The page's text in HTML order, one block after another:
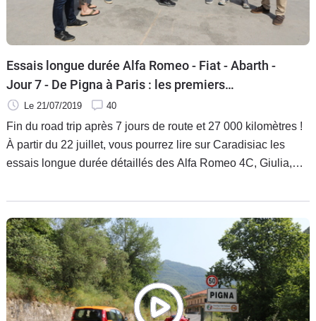
Essais longue durée Alfa Romeo - Fiat - Abarth -
Jour 7 - De Pigna à Paris : les premiers
enseignements du road trip
Le 21/07/2019 40
Fin du road trip après 7 jours de route et 27 000 kilomètres !
À partir du 22 juillet, vous pourrez lire sur Caradisiac les
essais longue durée détaillés des Alfa Romeo 4C, Giulia,
124. En attendant, retrouvez les réactions à chaud des
journalistes qui livrent leurs premières impressions sur les
voitures testées et qui tentent de tirer la quintessence de ce
que représentent aujourd'hui Alfa Romeo et Fiat.